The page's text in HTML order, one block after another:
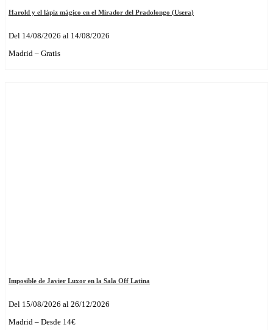
Harold y el lápiz mágico en el Mirador del Pradolongo (Usera)
Del 14/08/2026 al 14/08/2026
Madrid – Gratis
Imposible de Javier Luxor en la Sala Off Latina
Del 15/08/2026 al 26/12/2026
Madrid – Desde 14€